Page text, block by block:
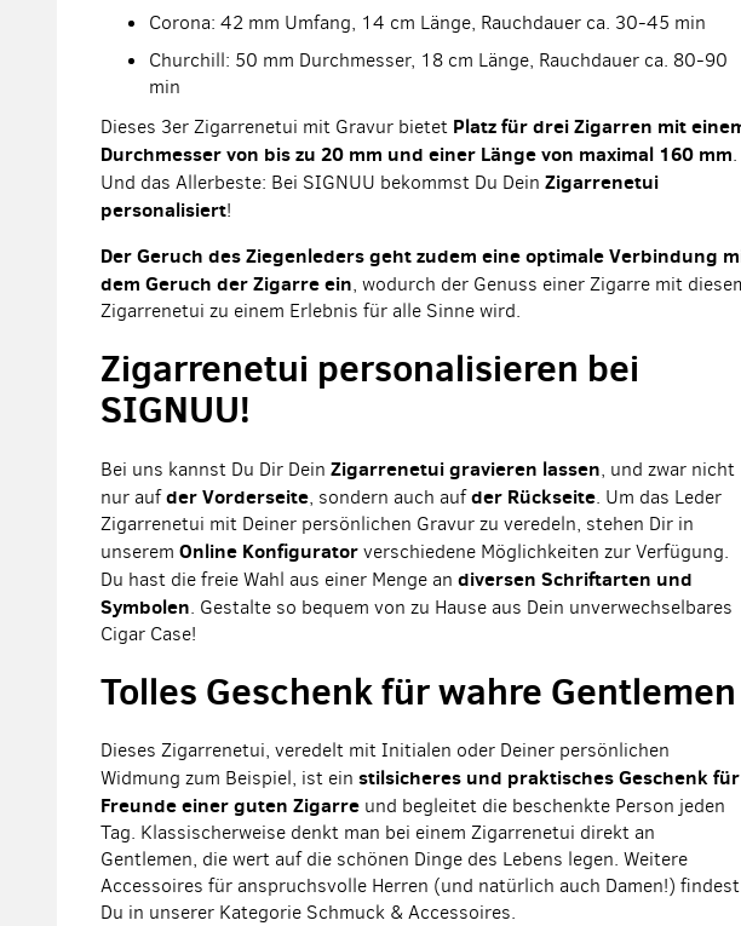
Corona: 42 mm Umfang, 14 cm Länge, Rauchdauer ca. 30-45 min
Churchill: 50 mm Durchmesser, 18 cm Länge, Rauchdauer ca. 80-90
min
Dieses 3er Zigarrenetui mit Gravur bietet Platz für drei Zigarren mit
Durchmesser von bis zu 20 mm und einer Länge von maximal 160 mm.
Und das Allerbeste: Bei SIGNUU bekommst Du Dein Zigarrenetui
personalisiert!
Der Geruch des Ziegenleders geht zudem eine optimale Verbindung
dem Geruch der Zigarre ein, wodurch der Genuss einer Zigarre mit
Zigarrenetui zu einem Erlebnis für alle Sinne wird.
Zigarrenetui personalisieren bei
SIGNUU!
Bei uns kannst Du Dir Dein Zigarrenetui gravieren lassen, und zwar nicht
nur aufder Vorderseite, sondern auch aufder Rückseite. Um das Leder
Zigarrenetui mit Deiner persönlichen Gravur zu veredeln, stehen Dir in
unserem Online Konfiguratorverschiedene Möglichkeiten zur Verfügung.
Du hast die freie Wahl aus einer Menge an diversen Schriftarten und
Symbolen. Gestalte so bequem von zu Hause aus Dein unverwechselbares
Cigar Case!
Tolles Geschenk für wahre Gentlemen
Dieses Zigarrenetui, veredelt mit Initialen oder Deiner persönlichen
Widmung zum Beispiel, ist ein stilsicheres und praktisches Geschenk für
Freunde einer guten Zigarre und begleitet die beschenkte Person jeden
Tag. Klassischerweise denkt man bei einem Zigarrenetui direkt an
Gentlemen, die wert auf die schönen Dinge des Lebens legen. Weitere
Accessoires für anspruchsvolle Herren (und natürlich auch Damen!) findest
Du in unserer Kategorie Schmuck & Accessoires.